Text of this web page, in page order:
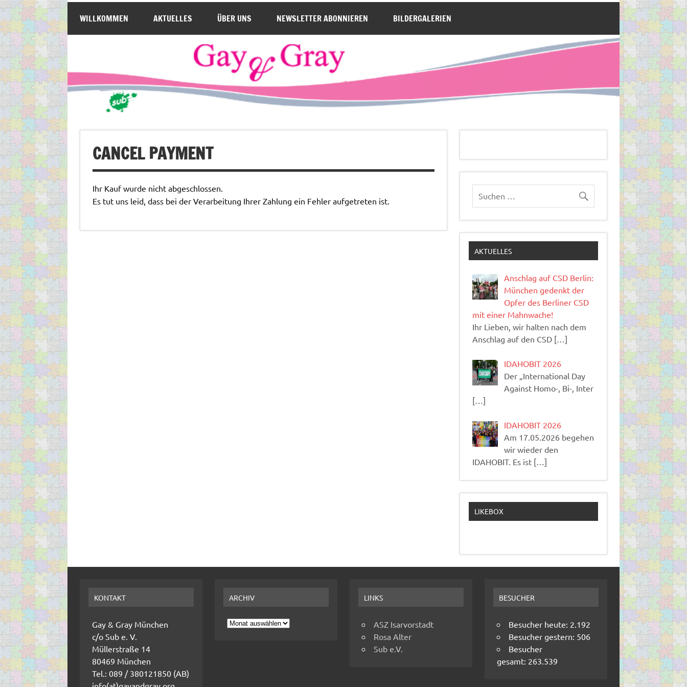
Zum
Inhalt
springen
Gay & Gray München
WILLKOMMEN AKTUELLES ÜBER UNS NEWSLETTER ABONNIEREN BILDERGALERIEN
CANCEL PAYMENT
Ihr Kauf wurde nicht abgeschlossen.
Es tut uns leid, dass bei der Verarbeitung Ihrer Zahlung ein Fehler aufgetreten ist.
AKTUELLES
Anschlag auf CSD Berlin:
München gedenkt der
Opfer des Berliner CSD
mit einer Mahnwache!
Ihr Lieben, wir halten nach dem
Anschlag auf den CSD […]
IDAHOBIT 2026
Der „International Day
Against Homo-, Bi-, Inter
[…]
IDAHOBIT 2026
Am 17.05.2026 begehen
wir wieder den
IDAHOBIT. Es ist […]
LIKEBOX
KONTAKT
Gay & Gray München
c/o Sub e. V.
Müllerstraße 14
80469 München
Tel.: 089 / 380121850 (AB)
ARCHIV
Archiv
LINKS
ASZ Isarvorstadt
Rosa Alter
Sub e.V.
BESUCHER
Besucher heute: 2.192
Besucher gestern: 506
Besucher
gesamt: 263.539